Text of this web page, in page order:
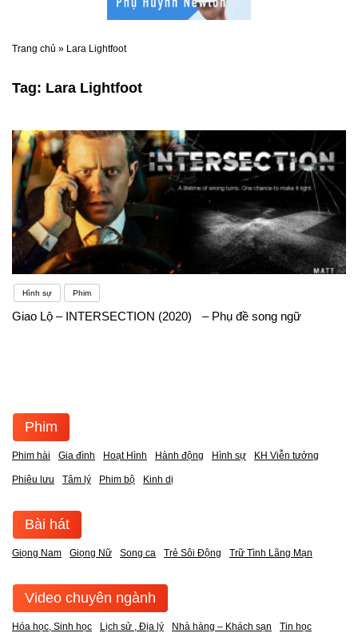
Trang chủ » Lara Lightfoot
Tag: Lara Lightfoot
Hình sự Phim
Giao Lộ – INTERSECTION (2020) – Phụ đề song ngữ
Phim
Phim hài Gia đình Hoạt Hình Hành động Hình sự KH Viễn tưởng
Phiêu lưu Tâm lý Phim bộ Kinh dị
Bài hát
Giọng Nam Giọng Nữ Song ca Trẻ Sôi Động Trữ Tình Lãng Mạn
Video chuyên ngành
Hóa học, Sinh học Lịch sử , Địa lý Nhà hàng – Khách sạn Tin học